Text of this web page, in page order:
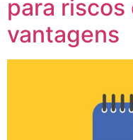
para riscos
vantagens